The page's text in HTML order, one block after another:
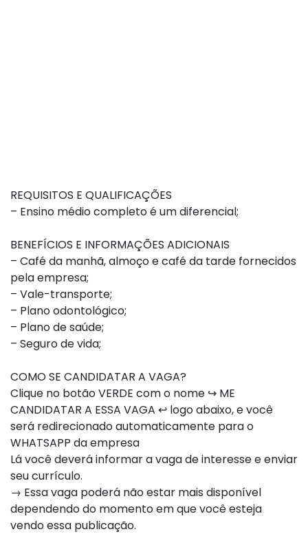
REQUISITOS E QUALIFICAÇÕES
– Ensino médio completo é um diferencial;
BENEFÍCIOS E INFORMAÇÕES ADICIONAIS
– Café da manhã, almoço e café da tarde fornecidos
pela empresa;
– Vale-transporte;
– Plano odontológico;
– Plano de saúde;
– Seguro de vida;
COMO SE CANDIDATAR A VAGA?
Clique no botão VERDE com o nome ↪ ME
CANDIDATAR A ESSA VAGA ↩ logo abaixo, e você
será redirecionado automaticamente para o
WHATSAPP da empresa
Lá você deverá informar a vaga de interesse e enviar
seu currículo.
→ Essa vaga poderá não estar mais disponível
dependendo do momento em que você esteja
vendo essa publicação.